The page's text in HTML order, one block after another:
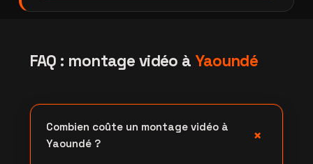
FAQ : montage vidéo àYaoundé
Combien coûte un montage vidéo à
Yaoundé ?
+